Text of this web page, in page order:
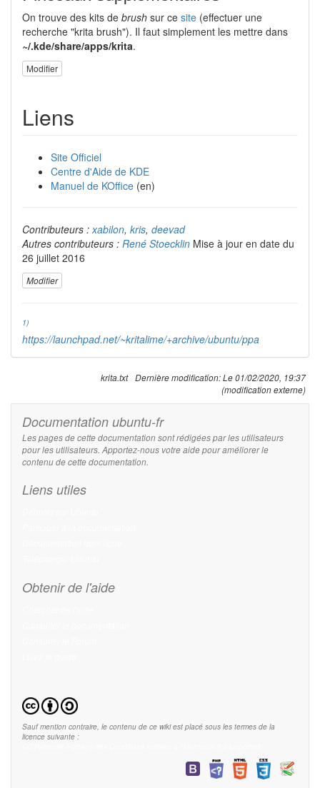
On trouve des kits de brush sur ce site (effectuer une
recherche "krita brush"). Il faut simplement les mettre dans
~/.kde/share/apps/krita.
Modifier
Liens
Site Officiel
Centre d'Aide de KDE
Manuel de KOffice (en)
Contributeurs : xabilon, kris, deevad
Autres contributeurs : René Stoecklin Mise à jour en date du
26 juillet 2016
Modifier
1)
https://launchpad.net/~kritalime/+archive/ubuntu/ppa
krita.txt Dernière modification:Le 01/02/2020, 19:37
(modification externe)
Documentation ubuntu-fr
Les pages de cette documentation sont rédigées par les utilisateurs
pour les utilisateurs. Apportez-nous votre aide pour améliorer le
contenu de cette documentation.
Liens utiles
Obtenir de l'aide
Sauf mention contraire, le contenu de ce wiki est placé sous les termes de la
licence suivante :